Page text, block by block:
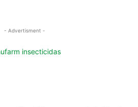
- Advertisment -